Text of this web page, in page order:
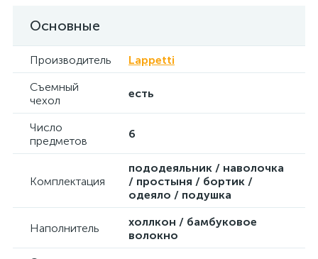
Основные
Производитель
Lappetti
Съемный
чехол
есть
Число
предметов
6
Комплектация
пододеяльник / наволочка
/ простыня / бортик /
одеяло / подушка
Наполнитель
холлкон / бамбуковое
волокно